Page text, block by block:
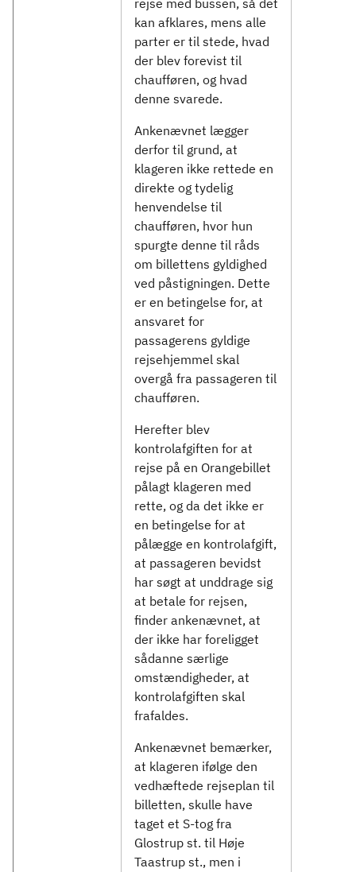
rejse med bussen, så det
kan afklares, mens alle
parter er til stede, hvad
der blev forevist til
chaufføren, og hvad
denne svarede.
Ankenævnet lægger
derfor til grund, at
klageren ikke rettede en
direkte og tydelig
henvendelse til
chaufføren, hvor hun
spurgte denne til råds
om billettens gyldighed
ved påstigningen. Dette
er en betingelse for, at
ansvaret for
passagerens gyldige
rejsehjemmel skal
overgå fra passageren til
chaufføren.
Herefter blev
kontrolafgiften for at
rejse på en Orangebillet
pålagt klageren med
rette, og da det ikke er
en betingelse for at
pålægge en kontrolafgift,
at passageren bevidst
har søgt at unddrage sig
at betale for rejsen,
finder ankenævnet, at
der ikke har foreligget
sådanne særlige
omstændigheder, at
kontrolafgiften skal
frafaldes.
Ankenævnet bemærker,
at klageren ifølge den
vedhæftede rejseplan til
billetten, skulle have
taget et S-tog fra
Glostrup st. til Høje
Taastrup st., men i